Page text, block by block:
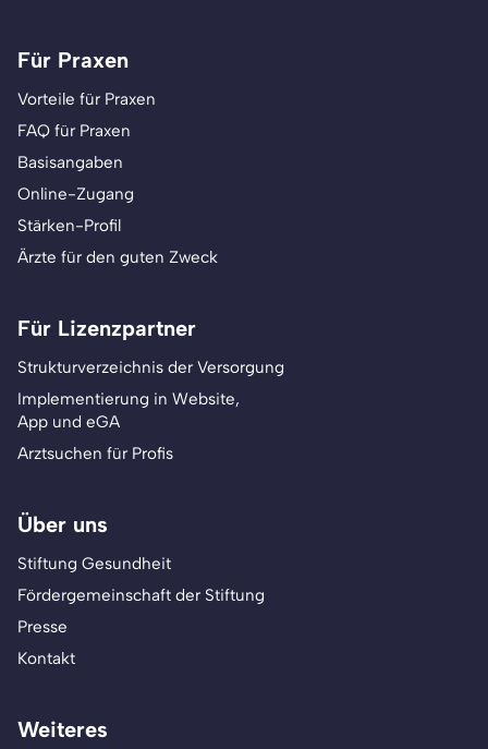
Für Praxen
Vorteile für Praxen
FAQ für Praxen
Basisangaben
Online-Zugang
Stärken-Profil
Ärzte für den guten Zweck
Für Lizenzpartner
Strukturverzeichnis der Versorgung
Implementierung in Website,
App und eGA
Arztsuchen für Profis
Über uns
Stiftung Gesundheit
Fördergemeinschaft der Stiftung
Presse
Kontakt
Weiteres